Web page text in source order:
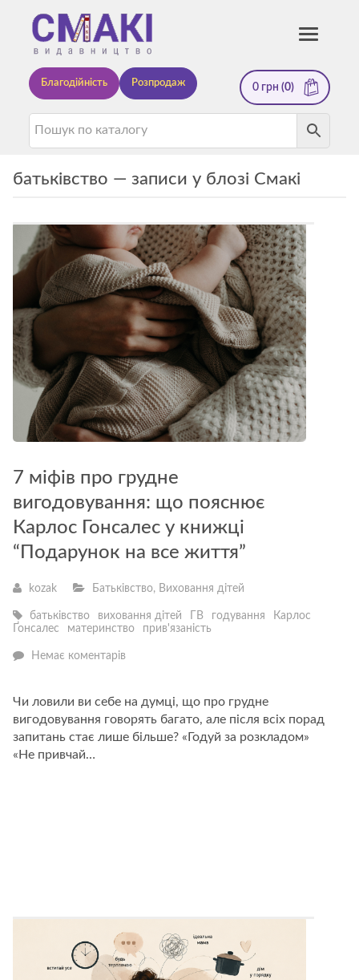
—
видавництво
Toggle
Благодійність Розпродаж 0 грн (0)
батьківство — записи у блозі Смакі
7 міфів про грудне
вигодовування: що пояснює
Карлос Гонсалес у книжці
“Подарунок на все життя”
kozak Батьківство, Виховання дітей
батьківство виховання дітей ГВ годування
Карлос
Ґонсалес
материнство прив'язаність
Немає коментарів—
грудне
вигодовування:
що
Чи ловили ви себе на думці, що про грудне
вигодовування говорять багато, але після всіх порад
запитань стає лише більше? «Годуй за розкладом»
«Не привчай…